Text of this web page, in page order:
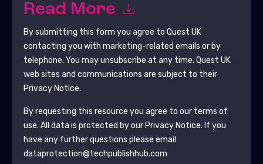
Read More
By submitting this form you agree to Quest UK
contacting you with marketing-related emails or by
telephone. You may unsubscribe at any time. Quest UK
web sites and communications are subject to their
Privacy Notice.
By requesting this resource you agree to our terms of
use. All data is protected by our Privacy Notice. If you
have any further questions please email
dataprotection@techpublishhub.com